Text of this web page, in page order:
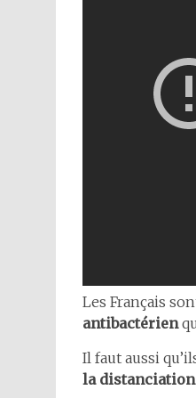
Les Français
antibactérien
Il faut aussi
la